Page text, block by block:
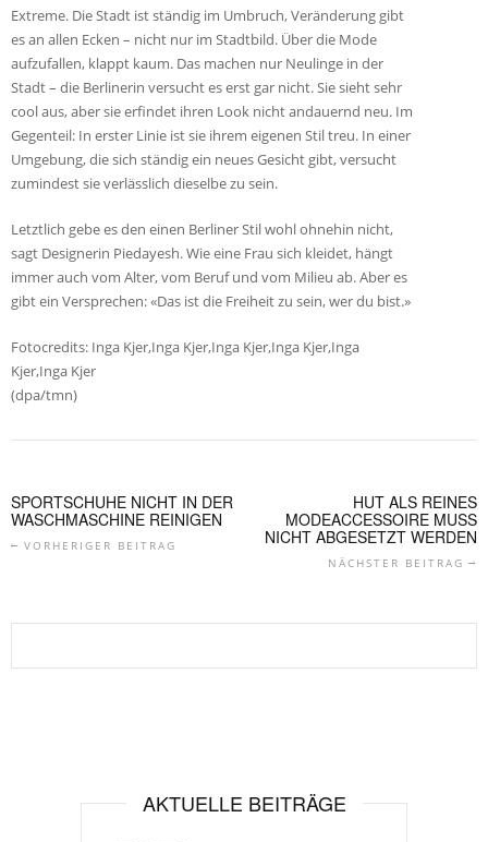
Extreme. Die Stadt ist ständig im Umbruch, Veränderung gibt
es an allen Ecken – nicht nur im Stadtbild. Über die Mode
aufzufallen, klappt kaum. Das machen nur Neulinge in der
Stadt – die Berlinerin versucht es erst gar nicht. Sie sieht sehr
cool aus, aber sie erfindet ihren Look nicht andauernd neu. Im
Gegenteil: In erster Linie ist sie ihrem eigenen Stil treu. In einer
Umgebung, die sich ständig ein neues Gesicht gibt, versucht
zumindest sie verlässlich dieselbe zu sein.
Letztlich gebe es den einen Berliner Stil wohl ohnehin nicht,
sagt Designerin Piedayesh. Wie eine Frau sich kleidet, hängt
immer auch vom Alter, vom Beruf und vom Milieu ab. Aber es
gibt ein Versprechen: «Das ist die Freiheit zu sein, wer du bist.»
Fotocredits: Inga Kjer,Inga Kjer,Inga Kjer,Inga Kjer,Inga
Kjer,Inga Kjer
(dpa/tmn)
SPORTSCHUHE NICHT IN DER
WASCHMASCHINE REINIGEN
VORHERIGER BEITRAG
HUT ALS REINES
MODEACCESSOIRE MUSS
NICHT ABGESETZT WERDEN
NÄCHSTER BEITRAG
AKTUELLE BEITRÄGE